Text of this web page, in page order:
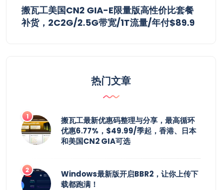
搬瓦工美国CN2 GIA-E限量版高性价比套餐
补货，2C2G/2.5G带宽/1T流量/年付$89.9
热门文章
搬瓦工最新优惠码整理与分享，最高循环
优惠6.77%，$49.99/季起，香港、日本
和美国CN2 GIA可选
Windows最新版开启BBR2，让你上传下
载都跑满！